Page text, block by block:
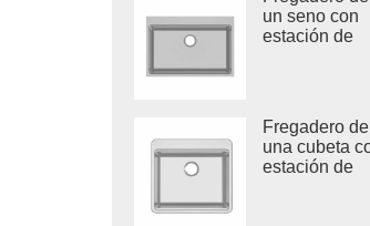
un seno con
estación de
inoxidable
Fregadero de
una cubeta
estación de